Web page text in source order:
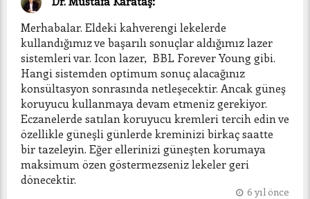
Merhabalar. Eldeki kahverengi lekelerde
kullandığımız ve başarılı sonuçlar aldığımız lazer
sistemleri var. Icon lazer,  BBL Forever Young gibi.
Hangi sistemden optimum sonuç alacağınız
konsültasyon sonrasında netleşecektir. Ancak güneş
koruyucu kullanmaya devam etmeniz gerekiyor.
Eczanelerde satılan koruyucu kremleri tercih edin ve
özellikle güneşli günlerde kreminizi birkaç saatte
bir tazeleyin. Eğer ellerinizi güneşten korumaya
maksimum özen göstermezseniz lekeler geri
dönecektir.
6 yıl önce